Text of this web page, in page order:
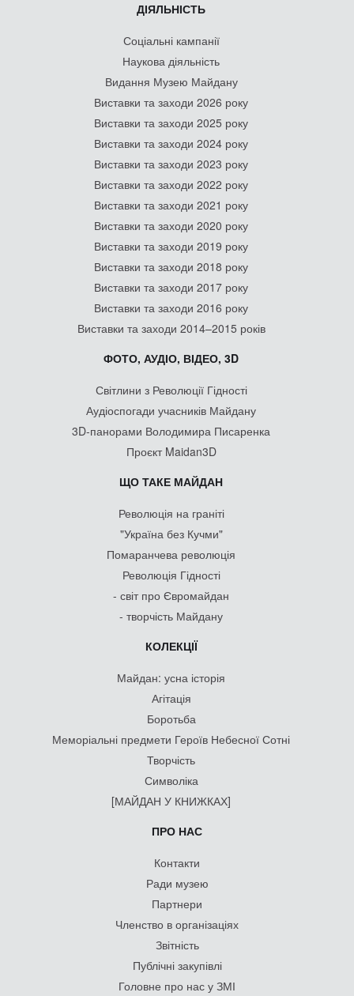
ДІЯЛЬНІСТЬ
Соціальні кампанії
Наукова діяльність
Видання Музею Майдану
Виставки та заходи 2026 року
Виставки та заходи 2025 року
Виставки та заходи 2024 року
Виставки та заходи 2023 року
Виставки та заходи 2022 року
Виставки та заходи 2021 року
Виставки та заходи 2020 року
Виставки та заходи 2019 року
Виставки та заходи 2018 року
Виставки та заходи 2017 року
Виставки та заходи 2016 року
Виставки та заходи 2014–2015 років
ФОТО, АУДІО, ВІДЕО, 3D
Світлини з Революції Гідності
Аудіоспогади учасників Майдану
3D-панорами Володимира Писаренка
Проєкт Maidan3D
ЩО ТАКЕ МАЙДАН
Революція на граніті
"Україна без Кучми"
Помаранчева революція
Революція Гідності
- світ про Євромайдан
- творчість Майдану
КОЛЕКЦІЇ
Майдан: усна історія
Агітація
Боротьба
Меморіальні предмети Героїв Небесної Сотні
Творчість
Символіка
[МАЙДАН У КНИЖКАХ]
ПРО НАС
Контакти
Ради музею
Партнери
Членство в організаціях
Звітність
Публічні закупівлі
Головне про нас у ЗМІ